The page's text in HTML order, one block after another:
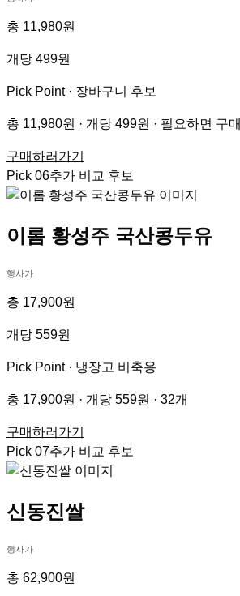
총 11,980원
개당 499원
Pick Point · 장바구니 후보
총 11,980원 · 개당 499원 · 필요하면 구매
구매하러가기
Pick 06추가 비교 후보
이롬 황성주 국산콩두유
행사가
총 17,900원
개당 559원
Pick Point · 냉장고 비축용
총 17,900원 · 개당 559원 · 32개
구매하러가기
Pick 07추가 비교 후보
신동진쌀
행사가
총 62,900원